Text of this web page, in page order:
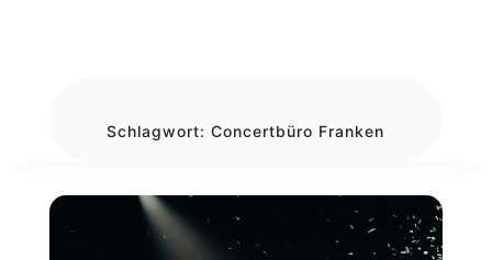
Schlagwort:Concertbüro Franken